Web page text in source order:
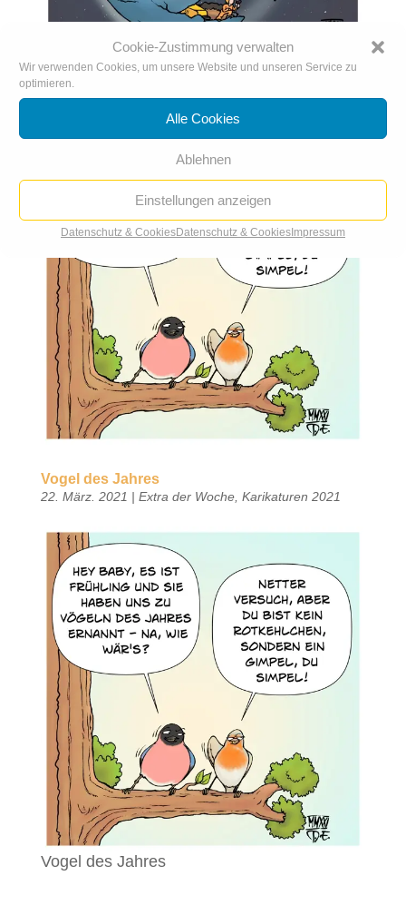
Cookie-Zustimmung verwalten
Wir verwenden Cookies, um unsere Website und unseren Service zu
optimieren.
Alle Cookies
Ablehnen
Einstellungen anzeigen
Datenschutz & CookiesDatenschutz & Cookies Impressum
Klimageddon
Vogel des Jahres
22. März. 2021 | Extra der Woche, Karikaturen 2021
Vogel des Jahres